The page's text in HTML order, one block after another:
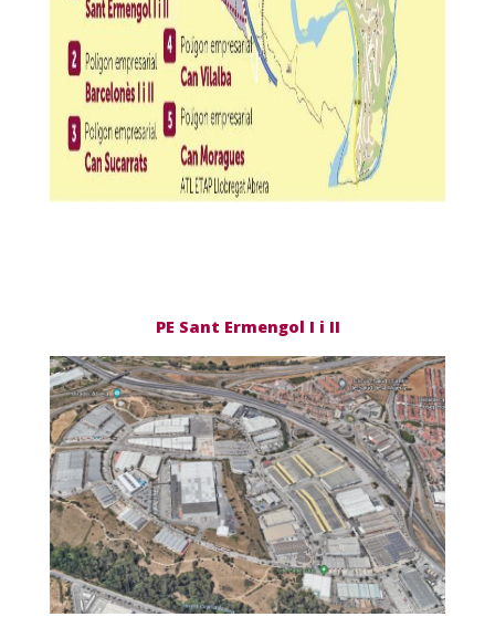
PE Sant Ermengol I i II